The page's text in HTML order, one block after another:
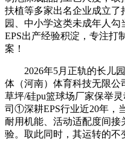
扶植等多家出名企业成立
园、中小学这类未成年人
EPS出产经验积淀，专注打
案！
2026年5月正轨的长儿园
体（河南）体育科技无限公
草坪/硅pu篮球场厂家保举
司①深耕EPS行业近20年，
耐用机能、活动适配度间
验。取此同时，其运转的